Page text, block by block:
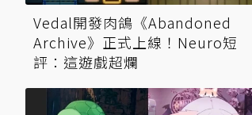
Vedal開發肉鴿《Abandoned
Archive》正式上線！Neuro短
評：這遊戲超爛